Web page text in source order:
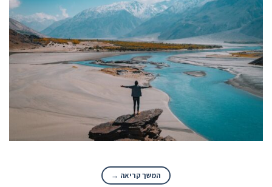
המשך קריאה →